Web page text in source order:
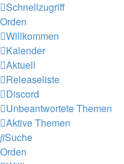
Schnellzugriff
Orden
Willkommen
Kalender
Aktuell
Releaseliste
Discord
Unbeantwortete Themen
Aktive Themen
Suche
Orden